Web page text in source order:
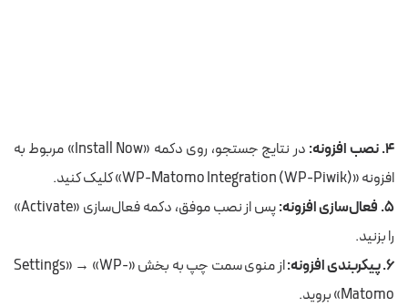
۴. نصب افزونه:
در نتایج جستجو، روی دکمه «Install Now» مربوط به
افزونه «WP-Matomo Integration (WP-Piwik)» کلیک کنید.
۵. فعال‌سازی افزونه:
پس از نصب موفق، دکمه فعال‌سازی «Activate»
را بزنید.
۶. پیکربندی افزونه:
از منوی سمت چپ به بخش «Settings» → «WP-
Matomo» بروید.